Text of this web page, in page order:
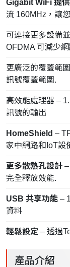
Gigabit WiFi 提
流 160MHz，讓
可連接更多設備
OFDMA 可減少
更廣泛的覆蓋範
訊號覆蓋範圍.
高效能處理器 –
訊號的輸出
HomeShield –
家中網路和IoT設
更多散熱孔設計
完全釋放效能.
USB 共享功能 –
資料
輕鬆設定 – 透過
產品介紹